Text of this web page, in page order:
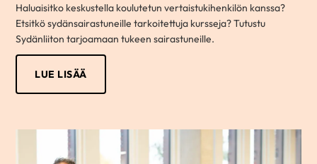
Haluaisitko keskustella koulutetun vertaistukihenkilön kanssa?
Etsitkö sydänsairastuneille tarkoitettuja kursseja? Tutustu
Sydänliiton tarjoamaan tukeen sairastuneille.
LUE LISÄÄ